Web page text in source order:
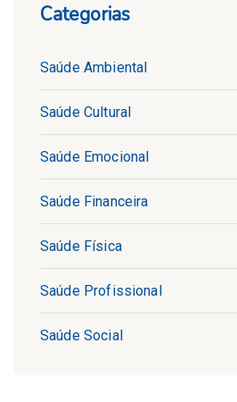
Categorias
Saúde Ambiental
Saúde Cultural
Saúde Emocional
Saúde Financeira
Saúde Física
Saúde Profissional
Saúde Social